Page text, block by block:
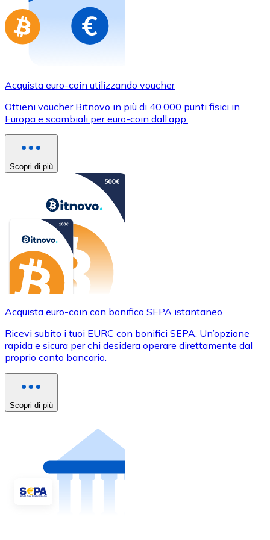
Acquista euro-coin utilizzando voucher
Ottieni voucher Bitnovo in più di 40.000 punti fisici in
Europa e scambiali per euro-coin dall’app.
Scopri di più
Acquista euro-coin con bonifico SEPA istantaneo
Ricevi subito i tuoi EURC con bonifici SEPA. Un’opzione
rapida e sicura per chi desidera operare direttamente dal
proprio conto bancario.
Scopri di più